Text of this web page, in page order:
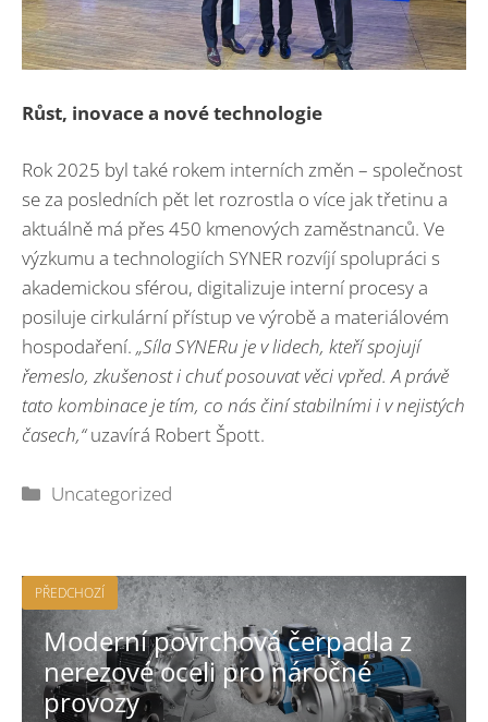
Růst, inovace a nové technologie
Rok 2025 byl také rokem interních změn – společnost
se za posledních pět let rozrostla o více jak třetinu a
aktuálně má přes 450 kmenových zaměstnanců. Ve
výzkumu a technologiích SYNER rozvíjí spolupráci s
akademickou sférou, digitalizuje interní procesy a
posiluje cirkulární přístup ve výrobě a materiálovém
hospodaření. „Síla SYNERu je v lidech, kteří spojují
řemeslo, zkušenost i chuť posouvat věci vpřed. A právě
tato kombinace je tím, co nás činí stabilními i v nejistých
časech,“uzavírá Robert Špott.
Rubriky
Uncategorized
PŘEDCHOZÍ
Moderní povrchová čerpadla z
nerezové oceli pro náročné
provozy